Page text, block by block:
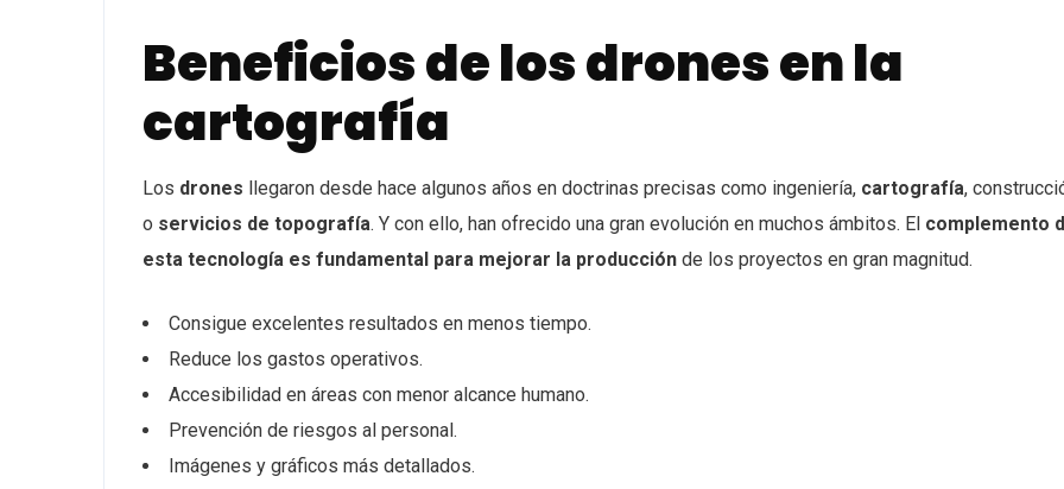
Beneficios de los drones en la
cartografía
Los drones llegaron desde hace algunos años en doctrinas precisas como ingeniería, cartografía,
o servicios de topografía. Y con ello, han ofrecido una gran evolución en muchos ámbitos. El complemento
esta tecnología es fundamental para mejorar la producción de los proyectos en gran magnitud.
Consigue excelentes resultados en menos tiempo.
Reduce los gastos operativos.
Accesibilidad en áreas con menor alcance humano.
Prevención de riesgos al personal.
Imágenes y gráficos más detallados.